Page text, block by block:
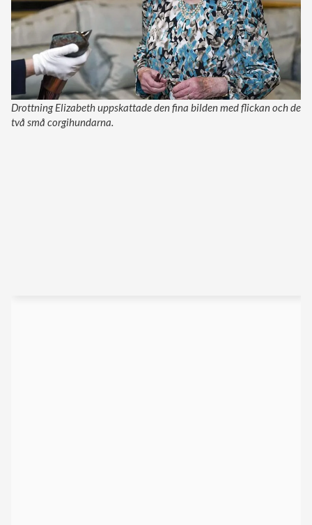
Drottning Elizabeth uppskattade den fina bilden med flickan och de
två små corgihundarna.